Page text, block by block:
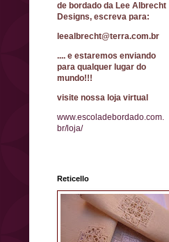
de bordado da Lee Albrecht
Designs, escreva para:
leealbrecht@terra.com.br
.... e estaremos enviando
para qualquer lugar do
mundo!!!
visite nossa loja virtual
www.escoladebordado.com.
br/loja/
Reticello